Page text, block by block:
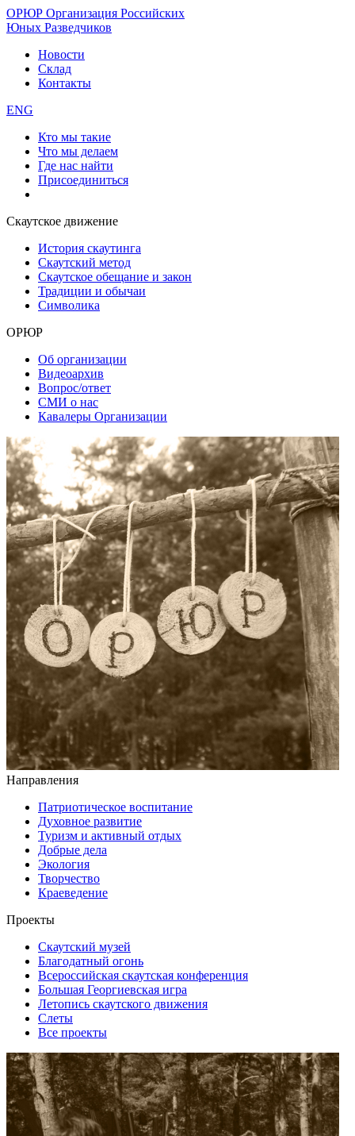
ОРЮР Организация Российских
Юных Разведчиков
Новости
Склад
Контакты
ENG
Кто мы такие
Что мы делаем
Где нас найти
Присоединиться
Скаутское движение
История скаутинга
Скаутский метод
Скаутское обещание и закон
Традиции и обычаи
Символика
ОРЮР
Об организации
Видеоархив
Вопрос/ответ
СМИ о нас
Кавалеры Организации
Направления
Патриотическое воспитание
Духовное развитие
Туризм и активный отдых
Добрые дела
Экология
Творчество
Краеведение
Проекты
Скаутский музей
Благодатный огонь
Всероссийская скаутская конференция
Большая Георгиевская игра
Летопись скаутского движения
Слеты
Все проекты